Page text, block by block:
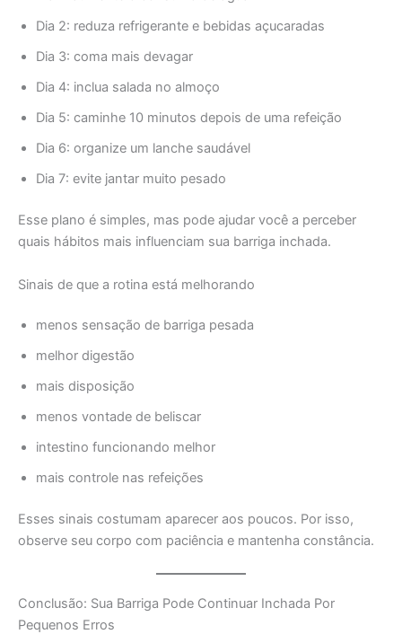
Dia 2: reduza refrigerante e bebidas açucaradas
Dia 3: coma mais devagar
Dia 4: inclua salada no almoço
Dia 5: caminhe 10 minutos depois de uma refeição
Dia 6: organize um lanche saudável
Dia 7: evite jantar muito pesado
Esse plano é simples, mas pode ajudar você a perceber
quais hábitos mais influenciam sua barriga inchada.
Sinais de que a rotina está melhorando
menos sensação de barriga pesada
melhor digestão
mais disposição
menos vontade de beliscar
intestino funcionando melhor
mais controle nas refeições
Esses sinais costumam aparecer aos poucos. Por isso,
observe seu corpo com paciência e mantenha constância.
Conclusão: Sua Barriga Pode Continuar Inchada Por
Pequenos Erros